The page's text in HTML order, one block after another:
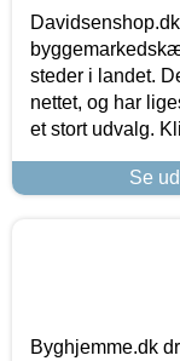
steder i landet.
nettet, og har
et stort udvalg.
Se
Byghjemme.dk